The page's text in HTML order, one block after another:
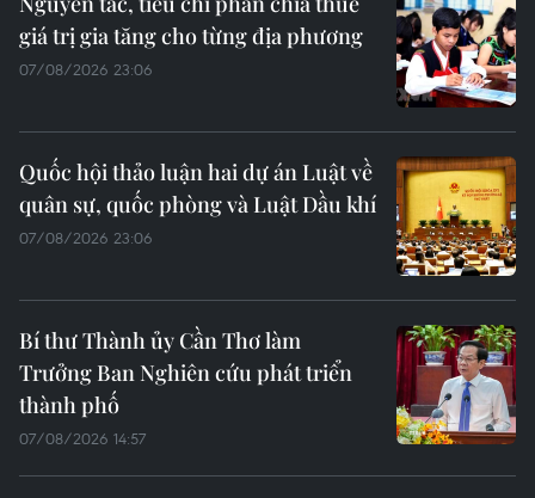
giá trị gia tăng cho từng địa phương
07/08/2026 23:06
Quốc hội thảo luận hai dự án Luật về
quân sự, quốc phòng và Luật Dầu khí
07/08/2026 23:06
Bí thư Thành ủy Cần Thơ làm
Trưởng Ban Nghiên cứu phát triển
thành phố
07/08/2026 14:57